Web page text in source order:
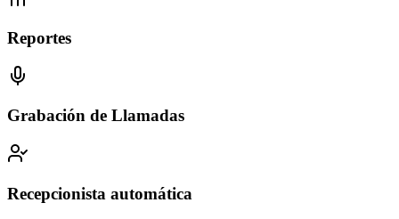
Reportes
Grabación de Llamadas
Recepcionista automática